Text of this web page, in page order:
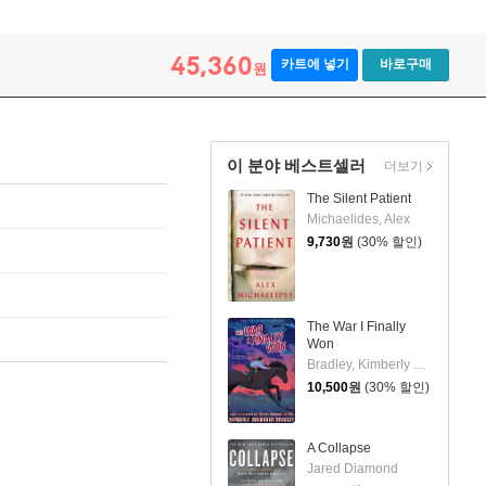
45,360원 카트에 넣기 바로구매
이 분야 베스트셀러
The Silent Patient
Michaelides, Alex
9,730원 (30% 할인)
The War I Finally
Won
Bradley, Kimberly Brubaker
10,500원 (30% 할인)
A Collapse
Jared Diamond
더보기